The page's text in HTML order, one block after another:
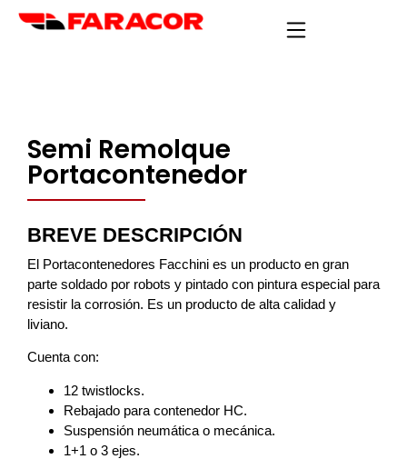
Semi Remolque
Portacontenedor
BREVE DESCRIPCIÓN
El Portacontenedores Facchini es un producto en gran
parte soldado por robots y pintado con pintura especial para
resistir la corrosión. Es un producto de alta calidad y
liviano.
Cuenta con:
12 twistlocks.
Rebajado para contenedor HC.
Suspensión neumática o mecánica.
1+1 o 3 ejes.